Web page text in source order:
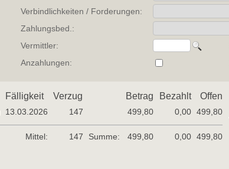
Verbindlichkeiten / Forderungen:
Zahlungsbed.:
Vermittler:
Anzahlungen:
Fälligkeit Verzug Betrag Bezahlt Offen
13.03.2026 147 499,80 0,00 499,80
Mittel: 147 Summe: 499,80 0,00 499,80